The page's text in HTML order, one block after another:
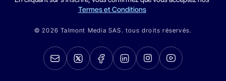
Termes et Conditions
© 2026 Talmont Media SAS. tous droits réservés.